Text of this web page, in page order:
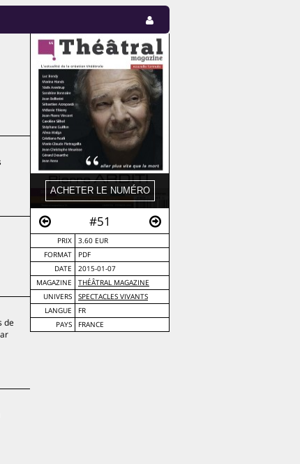
#51
PRIX
3.60 EUR
FORMAT
PDF
DATE
2015-01-07
MAGAZINE
THÉÂTRAL MAGAZINE
UNIVERS
SPECTACLES VIVANTS
LANGUE
FR
PAYS
FRANCE
de